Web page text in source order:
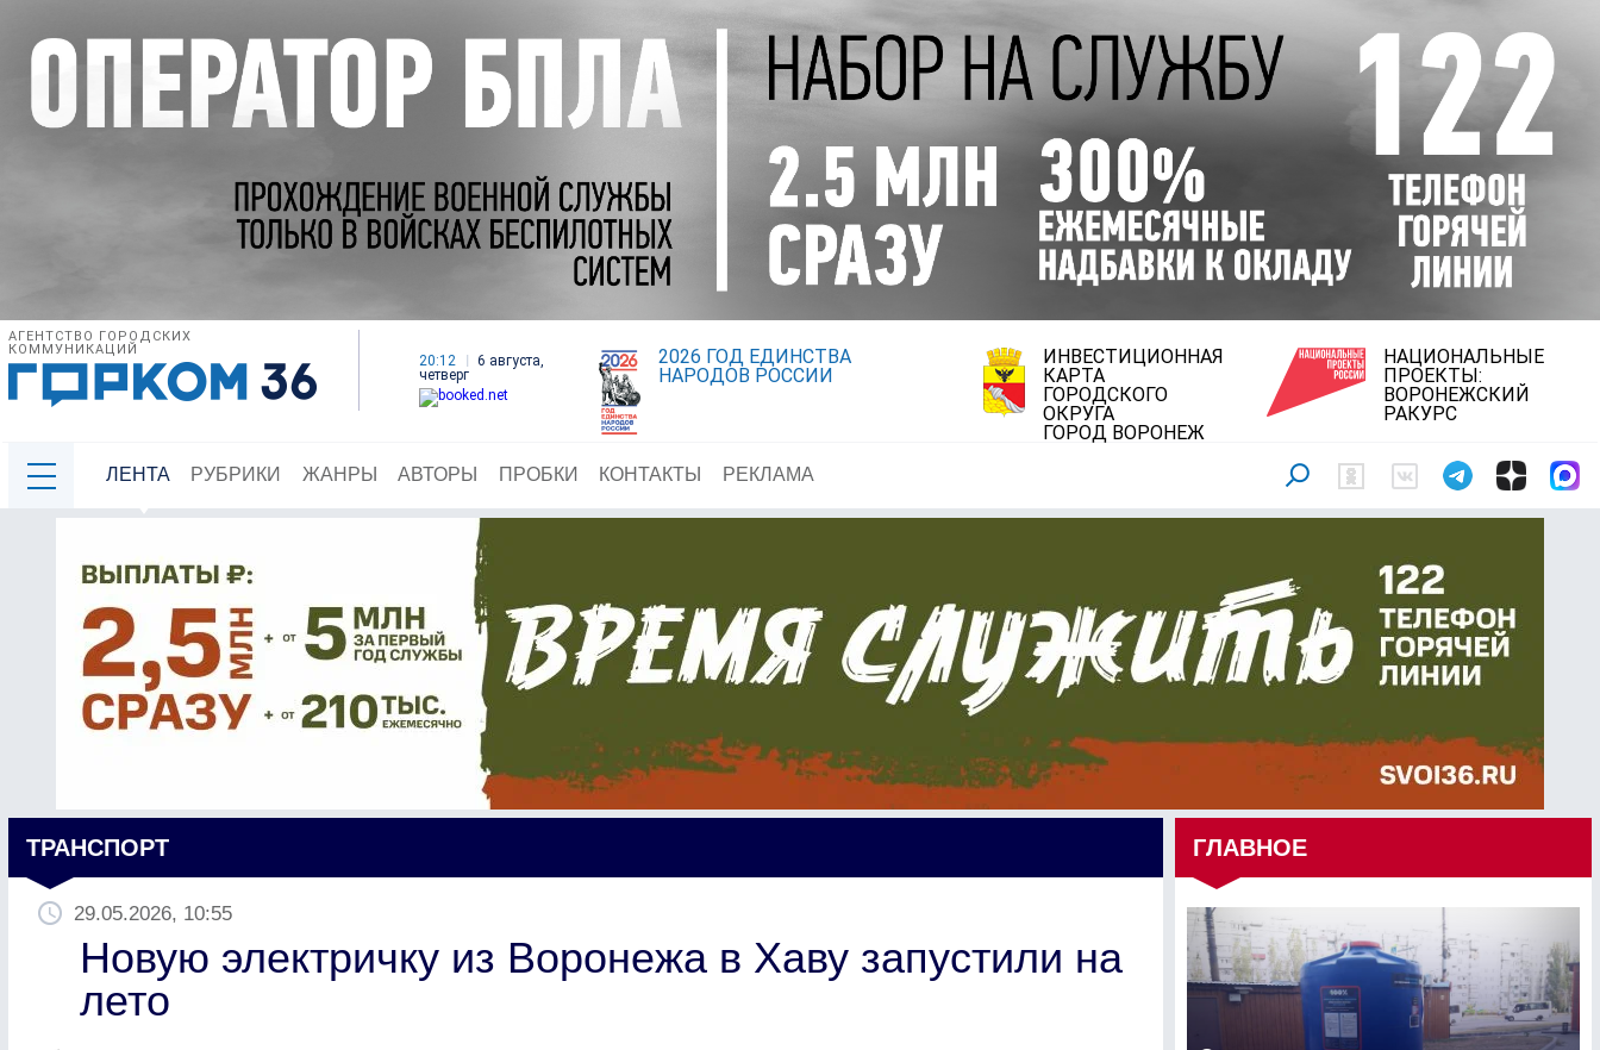
АГЕНТСТВО ГОРОДСКИХ
КОММУНИКАЦИЙ
20:12
6 августа,
четверг
2026 ГОД ЕДИНСТВА
НАРОДОВ РОССИИ
ИНВЕСТИЦИОННАЯ
КАРТА
ГОРОДСКОГО
ОКРУГА
ГОРОД ВОРОНЕЖ
НАЦИОНАЛЬНЫЕ
ПРОЕКТЫ:
ВОРОНЕЖСКИЙ
РАКУРС
ЛЕНТА РУБРИКИ ЖАНРЫ АВТОРЫ ПРОБКИ КОНТАКТЫ РЕКЛАМА
ТРАНСПОРТ
29.05.2026, 10:55
Новую электричку из Воронежа в Хаву запустили на
лето
ГЛАВНОЕ